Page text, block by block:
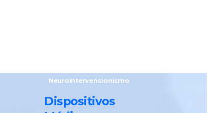
NeuroIntervensionismo
Dispositivos